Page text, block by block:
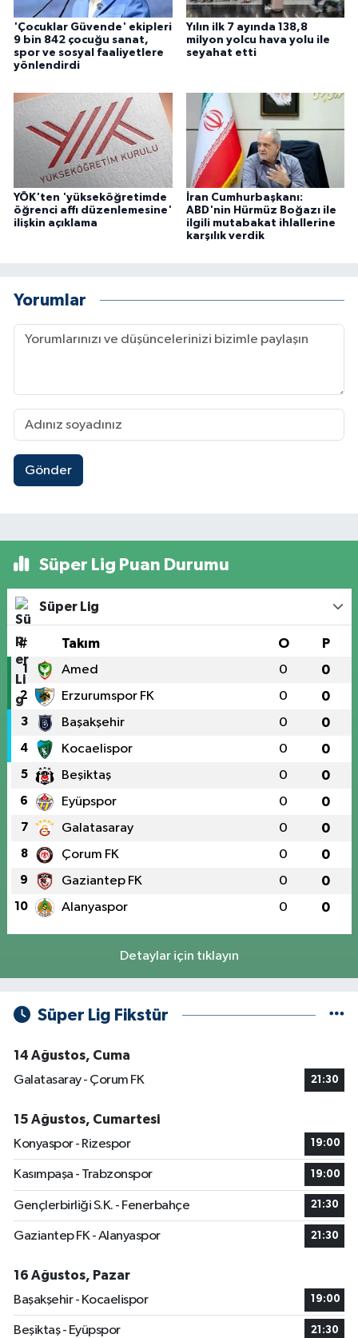
'Çocuklar Güvende' ekipleri
9 bin 842 çocuğu sanat,
spor ve sosyal faaliyetlere
yönlendirdi
Yılın ilk 7 ayında 138,8
milyon yolcu hava yolu ile
seyahat etti
YÖK'ten 'yükseköğretimde
öğrenci affı düzenlemesine'
ilişkin açıklama
İran Cumhurbaşkanı:
ABD'nin Hürmüz Boğazı ile
ilgili mutabakat ihlallerine
karşılık verdik
Yorumlar
Gönder
Süper Lig Puan Durumu
Süper Lig
# Takım O P
1 Amed 0 0
2 Erzurumspor FK 0 0
3 Başakşehir 0 0
4 Kocaelispor 0 0
5 Beşiktaş 0 0
6 Eyüpspor 0 0
7 Galatasaray 0 0
8 Çorum FK 0 0
9 Gaziantep FK 0 0
10 Alanyaspor 0 0
Detaylar için tıklayın
Süper Lig Fikstür
14 Ağustos, Cuma
Galatasaray - Çorum FK
21:30
15 Ağustos, Cumartesi
Konyaspor - Rizespor
19:00
Kasımpaşa - Trabzonspor 19:00
Gençlerbirliği S.K. - Fenerbahçe 21:30
Gaziantep FK - Alanyaspor 21:30
16 Ağustos, Pazar
Başakşehir - Kocaelispor
19:00
Beşiktaş - Eyüpspor 21:30